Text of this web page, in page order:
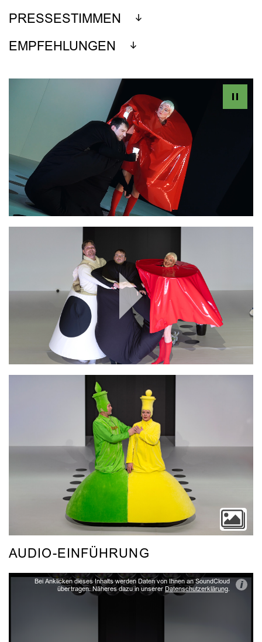
PRESSESTIMMEN
EMPFEHLUNGEN
Play
Video
AUDIO-EINFÜHRUNG
Bei Anklicken dieses Inhalts werden Daten von Ihnen an SoundCloud
übertragen. Näheres dazu in unserer Datenschutzerklärung. i